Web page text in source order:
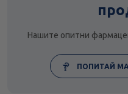
Нашите опитни
ПОПИТАЙ